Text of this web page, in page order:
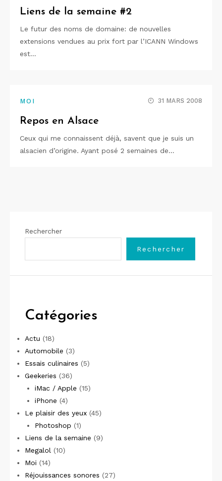
Liens de la semaine #2
Le futur des noms de domaine: de nouvelles
extensions vendues au prix fort par l’ICANN Windows
est…
MOI 31 MARS 2008
Repos en Alsace
Ceux qui me connaissent déjà, savent que je suis un
alsacien d’origine. Ayant posé 2 semaines de…
Rechercher
Rechercher
Catégories
Actu (18)
Automobile (3)
Essais culinaires (5)
Geekeries (36)
iMac / Apple (15)
iPhone (4)
Le plaisir des yeux (45)
Photoshop (1)
Liens de la semaine (9)
Megalol (10)
Moi (14)
Réjouissances sonores (27)